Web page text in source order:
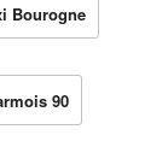
Bourogne
90